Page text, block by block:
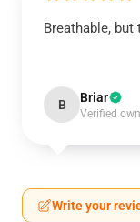
Breathable, but
B Briar
Verified
Write your